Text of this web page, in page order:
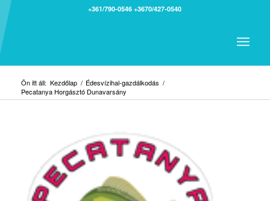
+361/790-0546 +3670/427-0540
Ön itt áll: Kezdőlap / Édesvízihal-gazdálkodás /
Pecatanya Horgásztó Dunavarsány